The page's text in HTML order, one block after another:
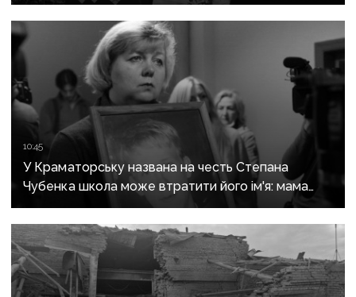
важливе за тиждень
10:45
У Краматорську названа на честь Степана
Чубенка школа може втратити його ім'я: мама
загиблого героя розповіла про рішення влади